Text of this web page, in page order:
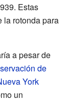
Estas
la rotonda para
a pesar de
de
York
un